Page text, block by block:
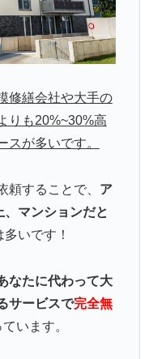
修繕会社や大手の
りも20%~30%高
スが多いです。
頼することで、 ア
マンションだと
多いです！
なたに代わって大
サービスで完全無
います。